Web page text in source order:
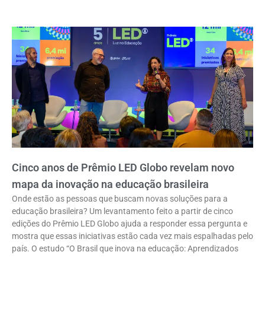
Cinco anos de Prêmio LED Globo revelam novo
mapa da inovação na educação brasileira
Onde estão as pessoas que buscam novas soluções para a
educação brasileira? Um levantamento feito a partir de cinco
edições do Prêmio LED Globo ajuda a responder essa pergunta e
mostra que essas iniciativas estão cada vez mais espalhadas pelo
país. O estudo “O Brasil que inova na educação: Aprendizados